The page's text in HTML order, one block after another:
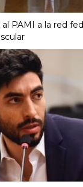
PAMI a la red